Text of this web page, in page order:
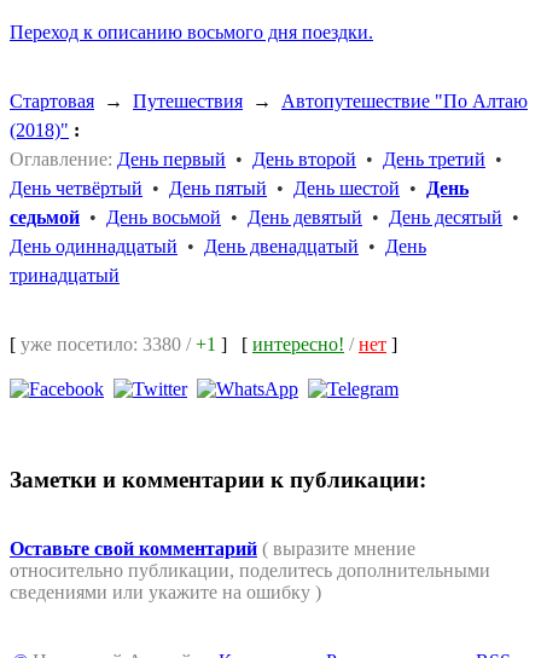
Переход к описанию восьмого дня поездки.
Стартовая → Путешествия → Автопутешествие "По Алтаю
(2018)" :
Оглавление: День первый • День второй • День третий •
День четвёртый • День пятый • День шестой •
День
седьмой • День восьмой • День девятый • День десятый •
День одиннадцатый • День двенадцатый • День
тринадцатый
[ уже посетило: 3380 /+1 ] [ интересно! /нет ]
Заметки и комментарии к публикации:
Оставьте свой комментарий ( выразите мнение
относительно публикации, поделитесь дополнительными
сведениями или укажите на ошибку )